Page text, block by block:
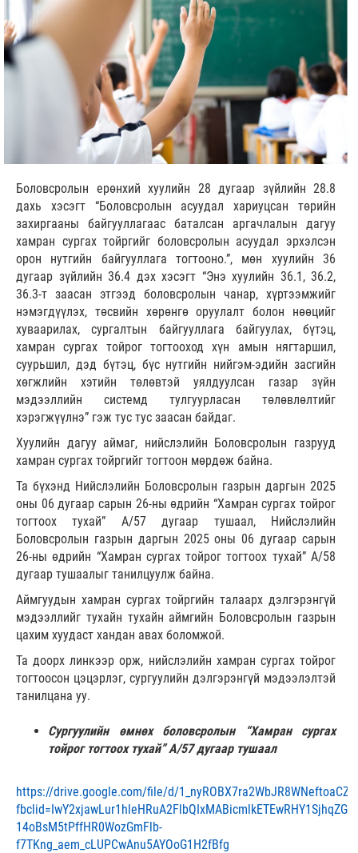
Боловсролын ерөнхий хуулийн 28 дугаар зүйлийн 28.8
дахь хэсэгт “Боловсролын асуудал хариуцсан төрийн
захиргааны байгууллагаас баталсан аргачлалын дагуу
хамран сургах тойргийг боловсролын асуудал эрхэлсэн
орон нутгийн байгууллага тогтооно.”, мөн хуулийн 36
дугаар зүйлийн 36.4 дэх хэсэгт “Энэ хуулийн 36.1, 36.2,
36.3-т заасан этгээд боловсролын чанар, хүртээмжийг
нэмэгдүүлэх, төсвийн хөрөнгө оруулалт болон нөөцийг
хуваарилах, сургалтын байгууллага байгуулах, бүтэц,
хамран сургах тойрог тогтооход хүн амын нягтаршил,
суурьшил, дэд бүтэц, бүс нутгийн нийгэм-эдийн засгийн
хөгжлийн хэтийн төлөвтэй уялдуулсан газар зүйн
мэдээллийн системд тулгуурласан төлөвлөлтийг
хэрэгжүүлнэ” гэж тус тус заасан байдаг.
Хуулийн дагуу аймаг, нийслэлийн Боловсролын газрууд
хамран сургах тойргийг тогтоон мөрдөж байна.
Та бүхэнд Нийслэлийн Боловсролын газрын даргын 2025
оны 06 дугаар сарын 26-ны өдрийн “Хамран сургах тойрог
тогтоох тухай” А/57 дугаар тушаал, Нийслэлийн
Боловсролын газрын даргын 2025 оны 06 дугаар сарын
26-ны өдрийн “Хамран сургах тойрог тогтоох тухай” А/58
дугаар тушаалыг танилцуулж байна.
Аймгуудын хамран сургах тойргийн талаарх дэлгэрэнгүй
мэдээллийг тухайн тухайн аймгийн Боловсролын газрын
цахим хуудаст хандан авах боломжой.
Та доорх линкээр орж, нийслэлийн хамран сургах тойрог
тогтоосон цэцэрлэг, сургуулийн дэлгэрэнгүй мэдээлэлтэй
танилцана уу.
Сургуулийн өмнөх боловсролын “Хамран сургах
тойрог тогтоох тухай” А/57 дугаар тушаал
https://drive.google.com/file/d/
14oBsM5tPffHR0WozGmFlb-
f7TKng_aem_cLUPCwAnu5AYOoG1H2fBfg